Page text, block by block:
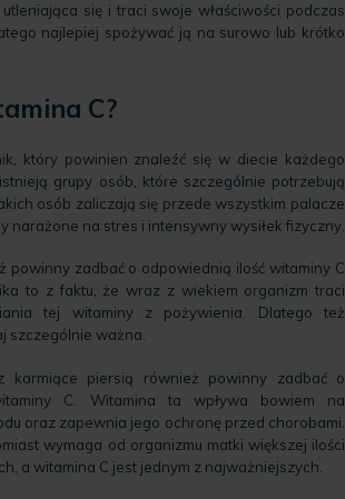
się i traci swoje właściwości podczas
najlepiej spożywać ją na surowo lub krótko
C?
który powinien znaleźć się w diecie każdego
grupy osób, które szczególnie potrzebują
osób zaliczają się przede wszystkim palacze
narażone na stres i intensywny wysiłek fizyczny.
powinny zadbać o odpowiednią ilość witaminy C
to z faktu, że wraz z wiekiem organizm traci
tej witaminy z pożywienia. Dlatego też
szczególnie ważna.
karmiące piersią również powinny zadbać o
C. Witamina ta wpływa bowiem na
oraz zapewnia jego ochronę przed chorobami.
wymaga od organizmu matki większej ilości
a witamina C jest jednym z najważniejszych.